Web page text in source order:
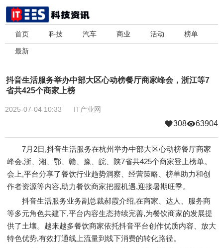
首页 科技 汽车 商业 活动 榜单
最新
抖音生活服务举办中部大区心动榜餐厅商家峰会，浙江等7
省共425个商家上榜
2025-07-04 10:33 IT产业网
308 63904
7月2日,抖音生活服务在杭州举办中部大区心动榜餐厅商家
峰会,浙、湘、鄂、赣、豫、皖、陕7省共425个商家登上榜单。
会上,平台分享了餐饮行业趋势洞察、经营策略、榜单助力和创
作者资源等内容,助力餐饮商家把握机遇,迎接暑期旺季。
抖音生活服务业务副总裁郝霞介绍,在商家、达人、服务商
等多元角色共建下,平台内容生态持续完善,为餐饮商家的发展提
供了土壤。越来越多餐饮商家依托抖音平台创作优质内容、放大
特色优势,有效打通线上流量到线下消费的转化路径。